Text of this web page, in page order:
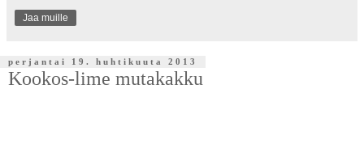
Jaa muille
perjantai 19. huhtikuuta 2013
Kookos-lime mutakakku